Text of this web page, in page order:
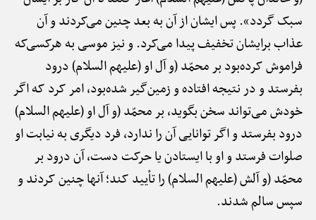
سبک گردد». پس ایشان از آن به بعد چنین می‌کردند و آن
عذاب برایشان تخفیف پیدا می‌کرد. و نیز موسی به هرکسی‌که
فراموش کرده‌بود بر محمّد (و آل او (علیهم السلام) درود
بفرستد و در نتیجه افتاده و زمین‌گیر شده‌بود، امر کرد که اگر
خودش می‌تواند سخن بگوید، بر محمّد (و آل او (علیهم السلام)
درود بفرستد و اگر توانایی آن را ندارد، فرد دیگری به نیابت او
صلوات فرستد و او با ایستادن یا حرکت دست، آن درود بر
محمّد (و آلش (علیهم السلام) را تأیید کند؛ آنها چنین کردند و
سپس سالم شدند.